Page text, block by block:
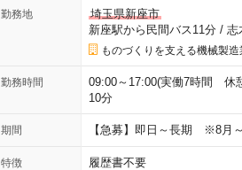
勤務地
埼玉県新座市
新座駅から民間バス11分/ 志
ものづくりを支える機械製造
勤務時間
09:00～17:00(実働7時間 休
10分
期間 【急募】即日～長期 ※8月
特徴 履歴書不要